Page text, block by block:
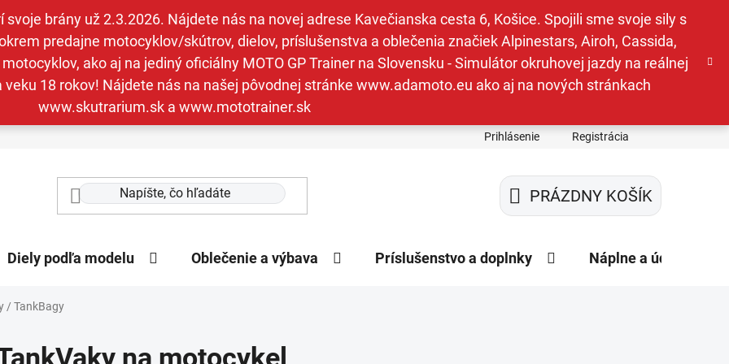
brány už 2.3.2026. Nájdete nás na novej adrese Kavečianska cesta 6, Košice. Spojili sme svoje sily s
predajne motocyklov/skútrov, dielov, príslušenstva a oblečenia značiek Alpinestars, Airoh, Cassida,
ako aj na jediný oficiálny MOTO GP Trainer na Slovensku - Simulátor okruhovej jazdy na reálnej
18 rokov! Nájdete nás na našej pôvodnej stránke www.adamoto.eu ako aj na nových stránkach
www.skutrarium.sk a www.mototrainer.sk
Prihlásenie Registrácia
NÁKUPNÝ
KOŠÍK
PRÁZDNY KOŠÍK
Diely podľa modelu Oblečenie a výbava Príslušenstvo a doplnky Náplne a údržba
/ TankBagy
na motocykel